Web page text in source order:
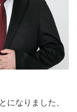
になりました、